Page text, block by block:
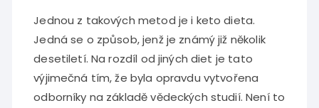
Jednou z takových metod je i keto dieta.
Jedná se o způsob, jenž je známý již několik
desetiletí. Na rozdíl od jiných diet je tato
výjimečná tím, že byla opravdu vytvořena
odborníky na základě vědeckých studií. Není to